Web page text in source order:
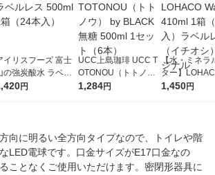
イリスフーズ 富士
の強炭酸水 ラベル
ス 500ml 1箱（24
円
UCC上島珈琲 UCC T
OTONOU（トトノ
ウ） by BLACK無糖 5
1,284円
【水・ミネラ
ター】
r 410ml 1箱（
1,450円
向に明るい全方向タイプなので、トイレや階
LED電球です。口金サイズがE17口金なの
ことなくご使用いただけます。密閉形器具に